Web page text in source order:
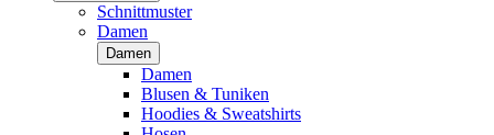
Schnittmuster
Damen
Damen
Damen
Blusen & Tuniken
Hoodies & Sweatshirts